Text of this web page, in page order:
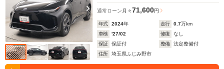
通常ローン 月々71,600円
年式 2024年 走行 0.7万km
車検
'27/02 修復
なし
保証
保証付 整備
法定整備付
住所
埼玉県ふじみ野市